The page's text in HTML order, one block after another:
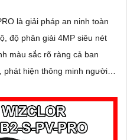
là giải pháp an ninh toàn
độ phân giải 4MP siêu nét
màu sắc rõ ràng cả ban